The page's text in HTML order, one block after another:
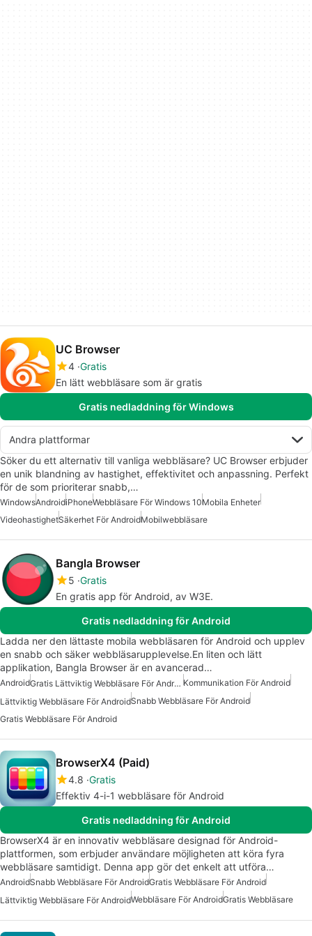
UC Browser
4 Gratis
En lätt webbläsare som är gratis
Gratis nedladdning för Windows
Andra plattformar
Söker du ett alternativ till vanliga webbläsare? UC Browser erbjuder
en unik blandning av hastighet, effektivitet och anpassning. Perfekt
för de som prioriterar snabb,…
WindowsAndroidiPhoneWebbläsare För Windows 10Mobila Enheter
VideohastighetSäkerhet För AndroidMobilwebbläsare
Bangla Browser
5 Gratis
En gratis app för Android, av W3E.
Gratis nedladdning för Android
Ladda ner den lättaste mobila webbläsaren för Android och upplev
en snabb och säker webbläsarupplevelse.En liten och lätt
applikation, Bangla Browser är en avancerad…
Android Gratis Lättviktig Webbläsare För Android Kommunikation För Android
Lättviktig Webbläsare För AndroidSnabb Webbläsare För Android
Gratis Webbläsare För Android
BrowserX4 (Paid)
4.8 Gratis
Effektiv 4-i-1 webbläsare för Android
Gratis nedladdning för Android
BrowserX4 är en innovativ webbläsare designad för Android-
plattformen, som erbjuder användare möjligheten att köra fyra
webbläsare samtidigt. Denna app gör det enkelt att utföra…
AndroidSnabb Webbläsare För AndroidGratis Webbläsare För Android
Lättviktig Webbläsare För AndroidWebbläsare För AndroidGratis Webbläsare